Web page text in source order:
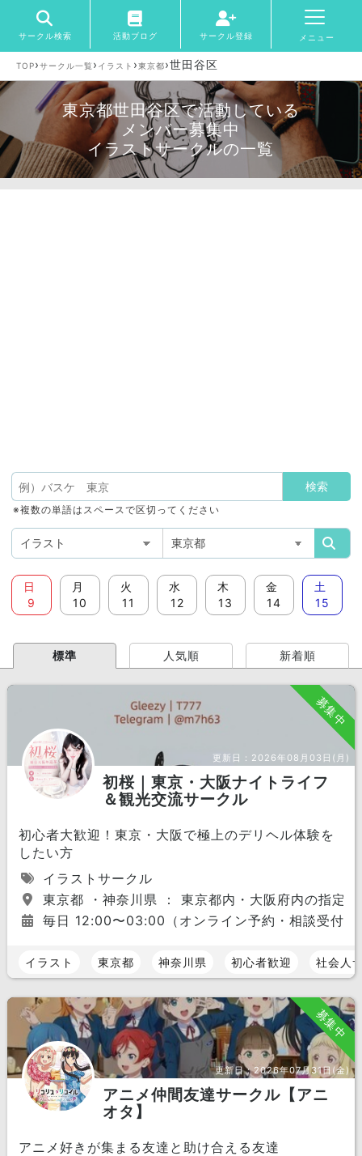
サークル検索 活動ブログ サークル登録 メニュー
TOP›サークル一覧 › イラスト ›東京都›世田谷区
東京都世田谷区で活動している
メンバー募集中
イラストサークルの一覧
※複数の単語はスペースで区切ってください
日
9
月
10
火
11
水
12
木
13
金
14
土
15
標準 人気順 新着順
募集中
更新日： 2026年08月03日(月)
初桜｜東京・大阪ナイトライフ
＆観光交流サークル
初心者大歓迎！東京・大阪で極上のデリヘル体験を
したい方
イラストサークル
東京都 ・神奈川県 ： 東京都内・大阪府内の指定
毎日 12:00〜03:00（オンライン予約・相談受付中
イラスト 東京都 神奈川県 初心者歓迎 社会人
募集中
更新日：2026年07月31日(金)
アニメ仲間友達サークル【アニ
オタ】
アニメ好きが集まる友達と助け合える友達